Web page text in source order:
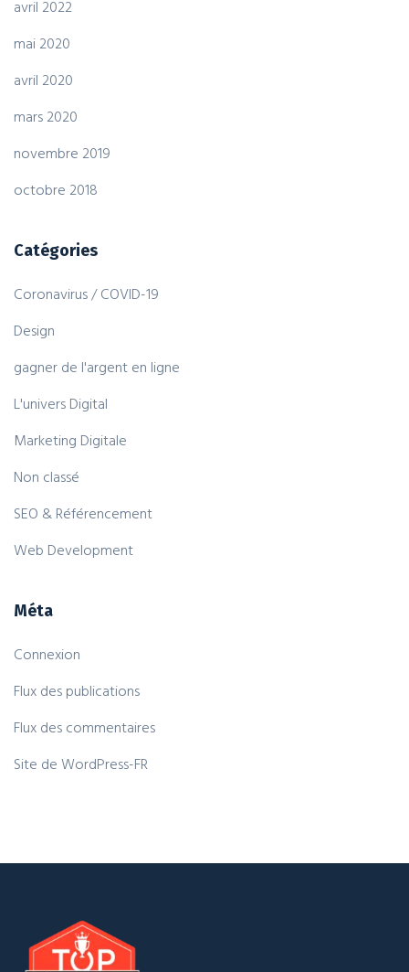
avril 2022
mai 2020
avril 2020
mars 2020
novembre 2019
octobre 2018
Catégories
Coronavirus / COVID-19
Design
gagner de l'argent en ligne
L'univers Digital
Marketing Digitale
Non classé
SEO & Référencement
Web Development
Méta
Connexion
Flux des publications
Flux des commentaires
Site de WordPress-FR